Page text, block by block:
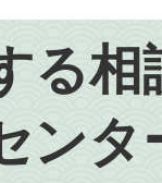
る相
ンタ